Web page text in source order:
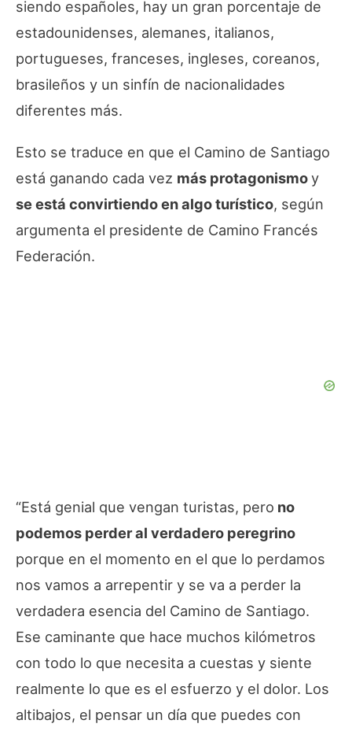
siendo españoles, hay un gran porcentaje de
estadounidenses, alemanes, italianos,
portugueses, franceses, ingleses, coreanos,
brasileños y un sinfín de nacionalidades
diferentes más.
Esto se traduce en que el Camino de Santiago
está ganando cada vez más protagonismoy
se está convirtiendo en algo turístico, según
argumenta el presidente de Camino Francés
Federación.
“Está genial que vengan turistas, pero no
podemos perder al verdadero peregrino
porque en el momento en el que lo perdamos
nos vamos a arrepentir y se va a perder la
verdadera esencia del Camino de Santiago.
Ese caminante que hace muchos kilómetros
con todo lo que necesita a cuestas y siente
realmente lo que es el esfuerzo y el dolor. Los
altibajos, el pensar un día que puedes con